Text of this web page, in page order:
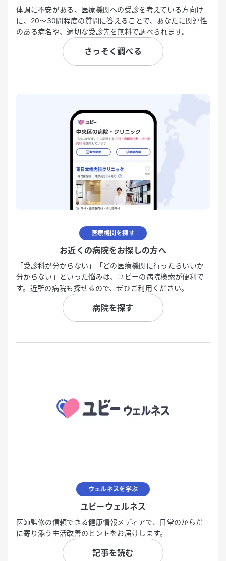
体調に不安がある、医療機関への受診を考えている方向け
に、20〜30問程度の質問に答えることで、あなたに関連性
のある病名や、適切な受診先を無料で調べられます。
さっそく調べる
医療機関を探す
お近くの病院をお探しの方へ
「受診科が分からない」「どの医療機関に行ったらいいか
分からない」といった悩みは、ユビーの病院検索が便利で
す。近所の病院も探せるので、ぜひご利用ください。
病院を探す
ウェルネスを学ぶ
ユビーウェルネス
医師監修の信頼できる健康情報メディアで、日常のからだ
に寄り添う生活改善のヒントをお届けします。
記事を読む